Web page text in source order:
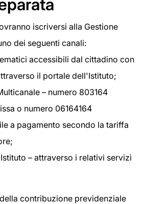
iscriversi alla Gestione
dei seguenti canali:
accessibili dal cittadino con
il portale dell'Istituto;
– numero 803164
o numero 06164164
a pagamento secondo la tariffa
– attraverso i relativi servizi
contribuzione previdenziale